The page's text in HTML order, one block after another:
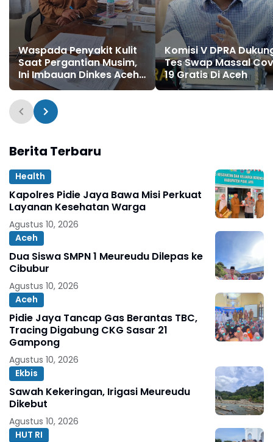
Waspada Penyakit Kulit
Saat Pergantian Musim,
Ini Imbauan Dinkes Aceh
Utara untuk Pencegahan
Komisi V DPRA
Tes Swap Massal
19 Gratis Di Aceh
Berita Terbaru
Health
Kapolres Pidie Jaya Bawa Misi Perkuat
Layanan Kesehatan Warga
Agustus 10, 2026
Aceh
Dua Siswa SMPN 1 Meureudu Dilepas ke
Cibubur
Agustus 10, 2026
Aceh
Pidie Jaya Tancap Gas Berantas TBC,
Tracing Digabung CKG Sasar 21
Gampong
Agustus 10, 2026
Ekbis
Sawah Kekeringan, Irigasi Meureudu
Dikebut
Agustus 10, 2026
HUT RI